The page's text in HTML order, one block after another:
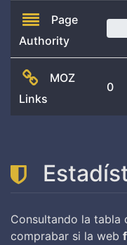
Page
Authority
MOZ
Links
0
Consultando la tabla
comprabar si la web